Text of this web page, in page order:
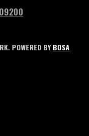
POWERED BYBOSA